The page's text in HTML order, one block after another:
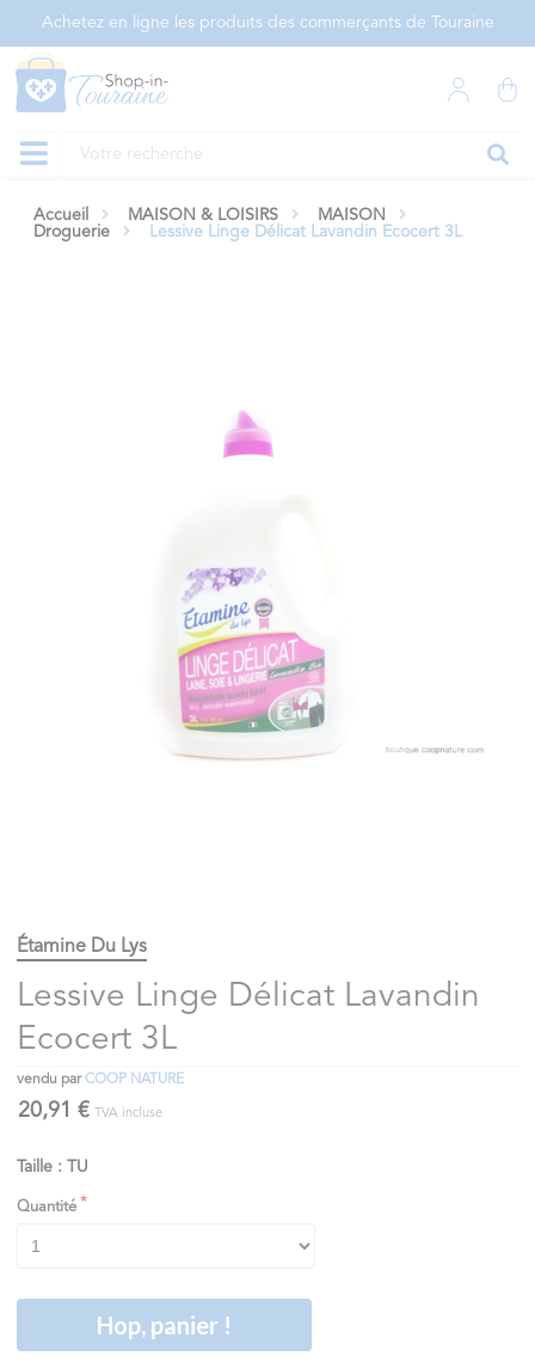
Achetez en ligne les produits des commerçants de Touraine
Accueil MAISON & LOISIRS
MAISON
Droguerie
Lessive Linge Délicat Lavandin Ecocert 3L
Étamine Du Lys
Lessive Linge Délicat Lavandin
Ecocert 3L
vendu parCOOP NATURE
20,91 € TVA incluse
Taille : TU
Quantité
Hop, panier !
Panneau de gestion des cookies